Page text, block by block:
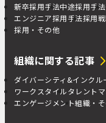
新卒採用手法中途採用手法
エンジニア採用手法採用
採用・その他
組織に関する記事
ダイバーシティ&インクル
ワークスタイルタレント
エンゲージメント組織・